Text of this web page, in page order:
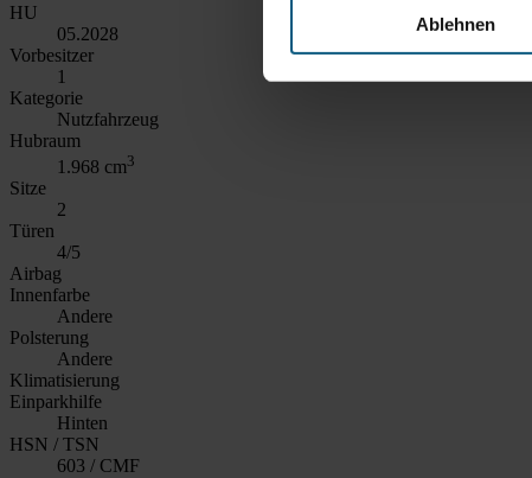
Ablehnen
HU
05.2028
Vorbesitzer
1
Kategorie
Nutzfahrzeug
Hubraum
1.968 cm3
Sitze
2
Türen
4/5
Airbag
Innenfarbe
Andere
Polsterung
Andere
Klimatisierung
Einparkhilfe
Hinten
HSN / TSN
603 / CMF